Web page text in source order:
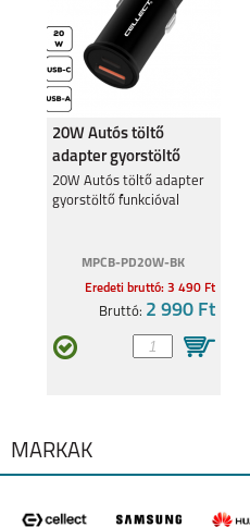
REALME NOTE 50
REALME 11 5G REALME 9 PRO 5G
REALME C55 REALME 9 5G
REALME C35
REALMEGT
20W Autós töltő
adapter gyorstöltő
funkcióval
20W Autós töltő adapter
gyorstöltő funkcióval
MPCB-PD20W-BK
Eredeti bruttó: 3 490 Ft
Bruttó: 2 990 Ft
MÁRKÁK